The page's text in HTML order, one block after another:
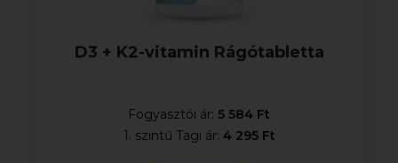
D3 + K2-vitamin Rágótabletta
Fogyasztói ár:5 584 Ft
1. szintű Tagi ár: 4 295 Ft